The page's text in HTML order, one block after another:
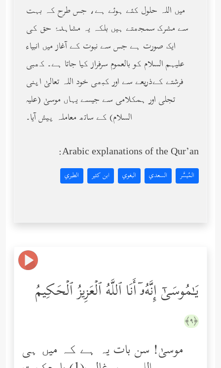
میں اللہ حلول کئے ہوئے ہے، جس طرح کہ بہت
سے مشرک سمجھتے ہیں بلکہ یہ مشاہدۂ حق کی
ایک صورت ہے جس سے نبوت کے آغاز میں انبیاء
علیہم السلام کو بالعموم سرفراز کیا جاتا ہے۔ کھبی
فرشتے کےذریعے سے اور کبھی خود اللہ تعالیٰ اپنی
تجلی اور ہمکلامی سے جیسے یہاں موسیٰ (عليه
السلام) کے ساتھ معاملہ پیش آیا۔
Arabic explanations of the Qur’an:
المُيسَّر السعدي البغوي ابن كثير الطبري
یَـٰمُوسَىٰۤ إِنَّهُۥۤ أَنَا ٱللَّهُ ٱلۡعَزِیزُ ٱلۡحَكِیمُ
﴿٩﴾
موسیٰ! سن بات یہ ہے کہ میں ہی